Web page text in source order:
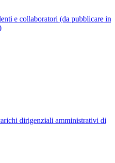
e collaboratori (da pubblicare in
dirigenziali amministrativi di